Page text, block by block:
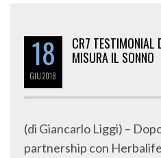
18
GIU2018
CR7 TESTIMONIAL
MISURA IL SONNO
(di Giancarlo Liggi) –
partnership con